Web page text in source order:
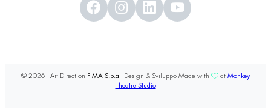
© 2026 - Art Direction FIMA S.p.a - Design & Sviluppo Made with at Monkey
Theatre Studio